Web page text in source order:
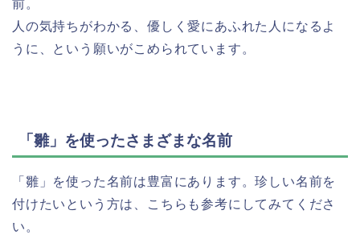
前。
人の気持ちがわかる、優しく愛にあふれた人になるよ
うに、という願いがこめられています。
「雛」を使ったさまざまな名前
「雛」を使った名前は豊富にあります。珍しい名前を
付けたいという方は、こちらも参考にしてみてくださ
い。